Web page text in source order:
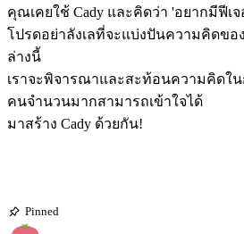
คุณเคยใช้ Cady และคิดว่า 'อยากมีฟีเ
โปรดอย่าลังเลที่จะแบ่งปันความคิดข
ล่างนี้
เราจะพิจารณาและสะท้อนความคิดใน
คนจำนวนมากสามารถเข้าใจได้
มาสร้าง Cady ด้วยกัน!
Pinned